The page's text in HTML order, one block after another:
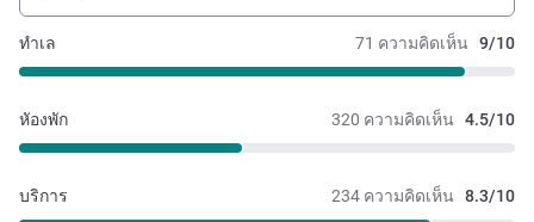
71 ความคิดเห็น 9/10
ทำเล
320 ความคิดเห็น 4.5/10
หัองพัก
234 ความคิดเห็น 8.3/10
บริการ